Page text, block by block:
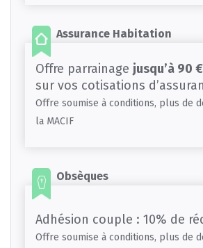
Assurance Habitation
Offre parrainage jusqu’à 90
sur vos cotisations
Offre soumise à conditions, plus de
la MACIF
Obsèques
Adhésion couple : 10% de
Offre soumise à conditions, plus de